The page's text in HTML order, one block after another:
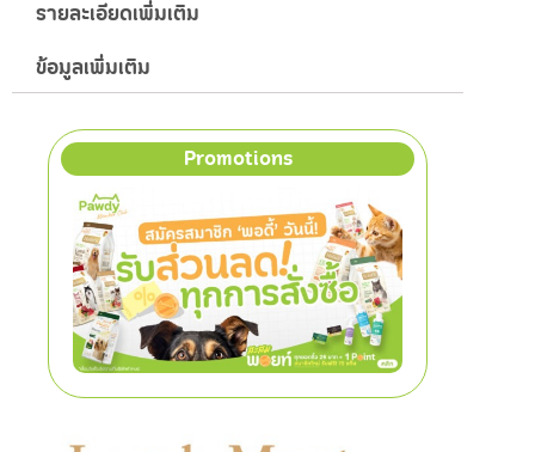
รายละเอียดเพิ่มเติม
ข้อมูลเพิ่มเติม
Promotions